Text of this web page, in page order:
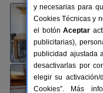
y necesarias para
Cookies Técnicas y
el botónAceptar
publicitarias),
publicidad ajustada
desactivarlas por
elegir su activación/
Cookies”. Más